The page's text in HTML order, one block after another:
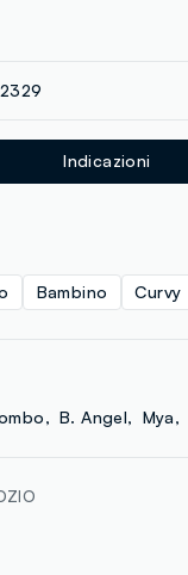
Indicazioni
Bambino Curvy
B. Angel Mya